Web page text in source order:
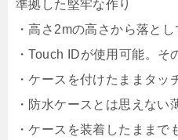
準拠した堅牢な作り
・高さ2mの高さから落と
・Touch IDが使用可能。そ
・ケースを付けたままタッ
・防水ケースとは思えない
・ケースを装着したままで